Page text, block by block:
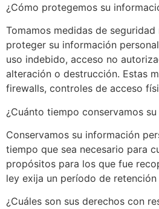
¿Cómo protegemos su
Tomamos medidas de seguridad
proteger su información
uso indebido, acceso no
alteración o destrucción. Estas
firewalls, controles de acceso
¿Cuánto tiempo conservamos
Conservamos su información
tiempo que sea necesario para
propósitos para los que fue
ley exija un período de retención
¿Cuáles son sus derechos con